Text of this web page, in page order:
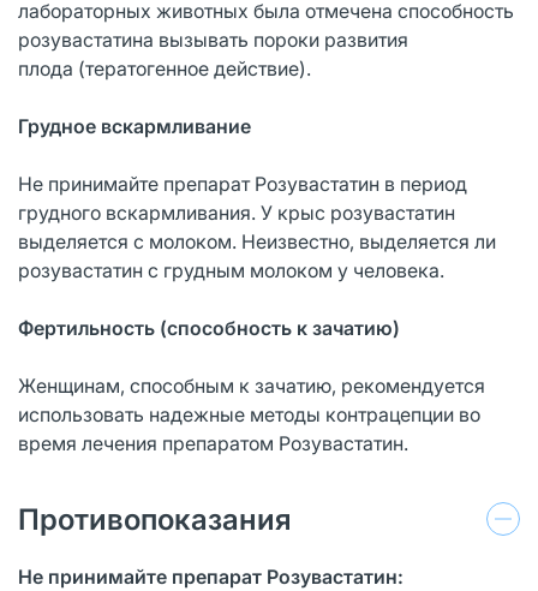
лабораторных животных была отмечена способность
розувастатина вызывать пороки развития
плода (тератогенное действие).
Грудное вскармливание
Не принимайте препарат Розувастатин в период
грудного вскармливания. У крыс розувастатин
выделяется с молоком. Неизвестно, выделяется ли
розувастатин с грудным молоком у человека.
Фертильность (способность к зачатию)
Женщинам, способным к зачатию, рекомендуется
использовать надежные методы контрацепции во
время лечения препаратом Розувастатин.
Противопоказания
Не принимайте препарат Розувастатин: